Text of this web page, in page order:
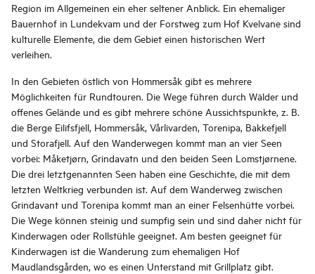
Region im Allgemeinen ein eher seltener Anblick. Ein ehemaliger
Bauernhof in Lundekvam und der Forstweg zum Hof Kvelvane sind
kulturelle Elemente, die dem Gebiet einen historischen Wert
verleihen.
In den Gebieten östlich von Hommersåk gibt es mehrere
Möglichkeiten für Rundtouren. Die Wege führen durch Wälder und
offenes Gelände und es gibt mehrere schöne Aussichtspunkte, z. B.
die Berge Eilifsfjell, Hommersåk, Vårlivarden, Torenipa, Bakkefjell
und Storafjell. Auf den Wanderwegen kommt man an vier Seen
vorbei: Måketjørn, Grindavatn und den beiden Seen Lomstjørnene.
Die drei letztgenannten Seen haben eine Geschichte, die mit dem
letzten Weltkrieg verbunden ist. Auf dem Wanderweg zwischen
Grindavant und Torenipa kommt man an einer Felsenhütte vorbei.
Die Wege können steinig und sumpfig sein und sind daher nicht für
Kinderwagen oder Rollstühle geeignet. Am besten geeignet für
Kinderwagen ist die Wanderung zum ehemaligen Hof
Maudlandsgården, wo es einen Unterstand mit Grillplatz gibt.